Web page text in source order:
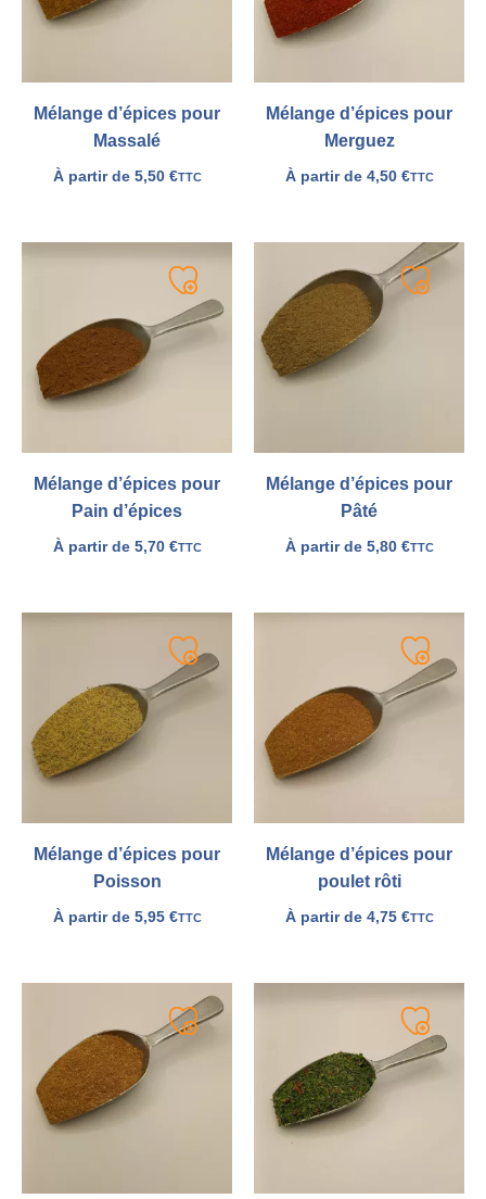
Mélange d’épices pour
Massalé
À partir de 5,50 €TTC
Mélange d’épices pour
Merguez
À partir de 4,50 €TTC
Mélange d’épices pour
Pain d’épices
À partir de 5,70 €TTC
Ajouter
ma
Mélange d’épices pour
Pâté
À partir de 5,80 €TTC
Ajouter
Mélange d’épices pour
Poisson
À partir de 5,95 €TTC
Ajouter
à
ma
Mélange d’épices pour
poulet rôti
À partir de 4,75 €TTC
Ajouter
à
ma
Ajouter
Ajouter
à
ma